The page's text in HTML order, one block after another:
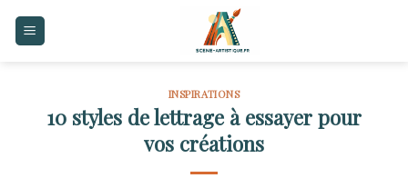
INSPIRATIONS
10 styles de lettrage à essayer pour
vos créations